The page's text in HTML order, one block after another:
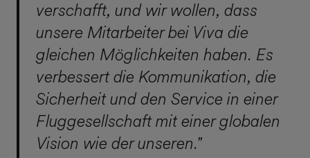
verschafft, und wir wollen, dass
unsere Mitarbeiter bei Viva die
gleichen Möglichkeiten haben. Es
verbessert die Kommunikation, die
Sicherheit und den Service in einer
Fluggesellschaft mit einer globalen
Vision wie der unseren."